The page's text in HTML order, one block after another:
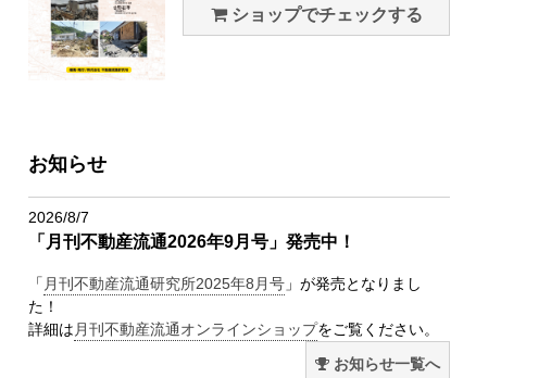
ショップでチェックする
お知らせ
2026/8/7
「月刊不動産流通2026年9月号」発売中！
「 月刊不動産流通研究所2025年8月号 」が発売となりまし
た！
詳細は 月刊不動産流通オンラインショップをご覧ください。
お知らせ一覧へ